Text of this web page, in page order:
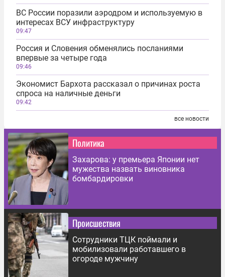
ВС России поразили аэродром и используемую в
интересах ВСУ инфраструктуру
09:47
Россия и Словения обменялись посланиями
впервые за четыре года
09:46
Экономист Бархота рассказал о причинах роста
спроса на наличные деньги
09:42
все новости
Политика
Захарова: у премьера Японии нет
мужества назвать виновника
бомбардировки
Происшествия
Сотрудники ТЦК поймали и
мобилизовали работавшего в
огороде мужчину